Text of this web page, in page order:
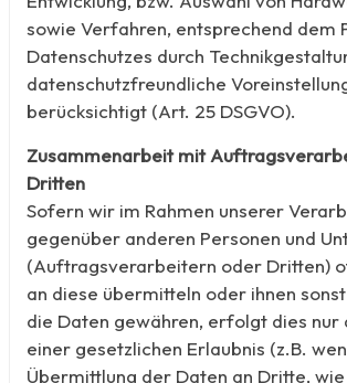
sowie Verfahren, entsprechend dem
Datenschutzes durch
datenschutzfreundliche
berücksichtigt (Art. 25 DSGVO).
Zusammenarbeit mit
Dritten
Sofern wir im Rahmen unserer
gegenüber anderen Personen und
(Auftragsverarbeitern oder Dritten)
an diese übermitteln oder ihnen
die Daten gewähren, erfolgt dies nur
einer gesetzlichen Erlaubnis (z.B.
Übermittlung der Daten an Dritte, wie